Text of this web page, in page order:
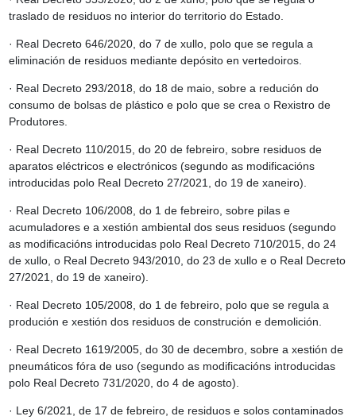
traslado de residuos no interior do territorio do Estado.
· Real Decreto 646/2020, do 7 de xullo, polo que se regula a
eliminación de residuos mediante depósito en vertedoiros.
· Real Decreto 293/2018, do 18 de maio, sobre a redución do
consumo de bolsas de plástico e polo que se crea o Rexistro de
Produtores.
· Real Decreto 110/2015, do 20 de febreiro, sobre residuos de
aparatos eléctricos e electrónicos (segundo as modificacións
introducidas polo Real Decreto 27/2021, do 19 de xaneiro).
· Real Decreto 106/2008, do 1 de febreiro, sobre pilas e
acumuladores e a xestión ambiental dos seus residuos (segundo
as modificacións introducidas polo Real Decreto 710/2015, do 24
de xullo, o Real Decreto 943/2010, do 23 de xullo e o Real Decreto
27/2021, do 19 de xaneiro).
· Real Decreto 105/2008, do 1 de febreiro, polo que se regula a
produción e xestión dos residuos de construción e demolición.
· Real Decreto 1619/2005, do 30 de decembro, sobre a xestión de
pneumáticos fóra de uso (segundo as modificacións introducidas
polo Real Decreto 731/2020, do 4 de agosto).
· Ley 6/2021, de 17 de febreiro, de residuos e solos contaminados